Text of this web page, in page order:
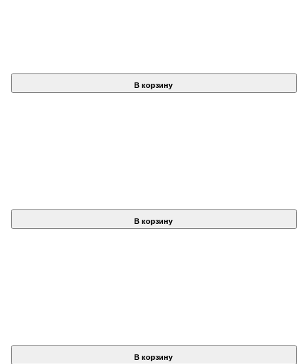
В корзину
В корзину
В корзину